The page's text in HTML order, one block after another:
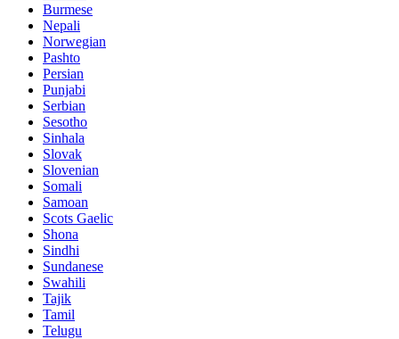
Burmese
Nepali
Norwegian
Pashto
Persian
Punjabi
Serbian
Sesotho
Sinhala
Slovak
Slovenian
Somali
Samoan
Scots Gaelic
Shona
Sindhi
Sundanese
Swahili
Tajik
Tamil
Telugu